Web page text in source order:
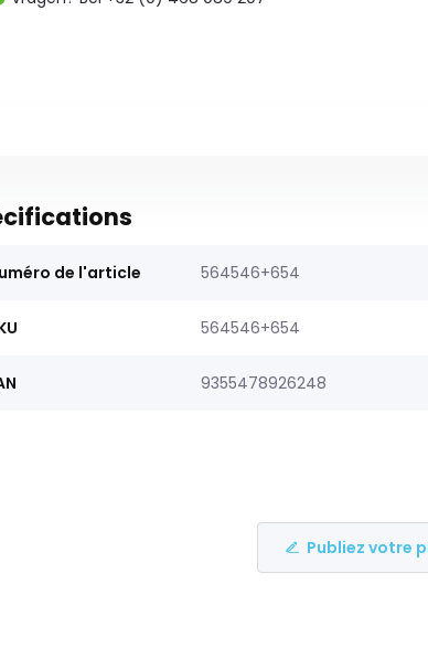
de l'article 564546+654
564546+654
9355478926248
Publiez votre